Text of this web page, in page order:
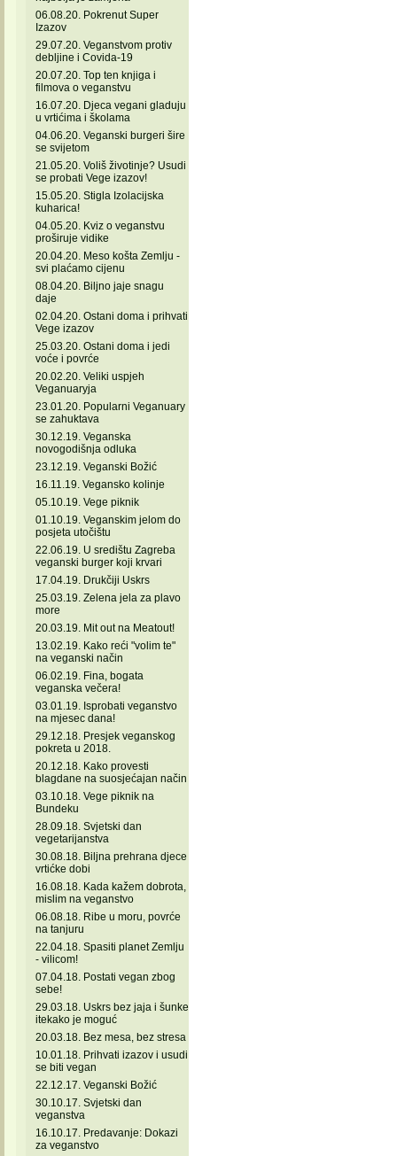
06.08.20. Pokrenut Super
Izazov
29.07.20. Veganstvom protiv
debljine i Covida-19
20.07.20. Top ten knjiga i
filmova o veganstvu
16.07.20. Djeca vegani gladuju
u vrtićima i školama
04.06.20. Veganski burgeri šire
se svijetom
21.05.20. Voliš životinje? Usudi
se probati Vege izazov!
15.05.20. Stigla Izolacijska
kuharica!
04.05.20. Kviz o veganstvu
proširuje vidike
20.04.20. Meso košta Zemlju -
svi plaćamo cijenu
08.04.20. Biljno jaje snagu
daje
02.04.20. Ostani doma i prihvati
Vege izazov
25.03.20. Ostani doma i jedi
voće i povrće
20.02.20. Veliki uspjeh
Veganuaryja
23.01.20. Popularni Veganuary
se zahuktava
30.12.19. Veganska
novogodišnja odluka
23.12.19. Veganski Božić
16.11.19. Vegansko kolinje
05.10.19. Vege piknik
01.10.19. Veganskim jelom do
posjeta utočištu
22.06.19. U središtu Zagreba
veganski burger koji krvari
17.04.19. Drukčiji Uskrs
25.03.19. Zelena jela za plavo
more
20.03.19. Mit out na Meatout!
13.02.19. Kako reći "volim te"
na veganski način
06.02.19. Fina, bogata
veganska večera!
03.01.19. Isprobati veganstvo
na mjesec dana!
29.12.18. Presjek veganskog
pokreta u 2018.
20.12.18. Kako provesti
blagdane na suosjećajan način
03.10.18. Vege piknik na
Bundeku
28.09.18. Svjetski dan
vegetarijanstva
30.08.18. Biljna prehrana djece
vrtićke dobi
16.08.18. Kada kažem dobrota,
mislim na veganstvo
06.08.18. Ribe u moru, povrće
na tanjuru
22.04.18. Spasiti planet Zemlju
- vilicom!
07.04.18. Postati vegan zbog
sebe!
29.03.18. Uskrs bez jaja i šunke
itekako je moguć
20.03.18. Bez mesa, bez stresa
10.01.18. Prihvati izazov i usudi
se biti vegan
22.12.17. Veganski Božić
30.10.17. Svjetski dan
veganstva
16.10.17. Predavanje: Dokazi
za veganstvo